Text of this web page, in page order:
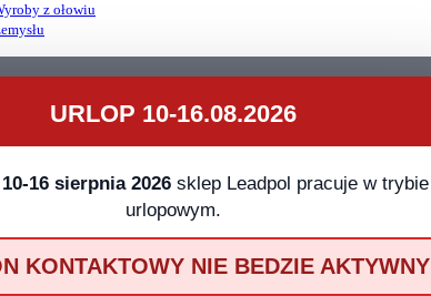
z ołowiu
URLOP 10-16.08.2026
10-16 sierpnia 2026sklep Leadpol pracuje w trybie
urlopowym.
KONTAKTOWY NIE BEDZIE AKTYWNY
Godziny